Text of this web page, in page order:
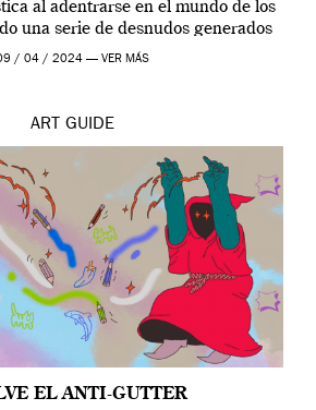
al adentrarse en el mundo de los
una serie de desnudos generados
por […]
/ 04 / 2024 — VER MÁS
ART GUIDE
EL ANTI-GUTTER